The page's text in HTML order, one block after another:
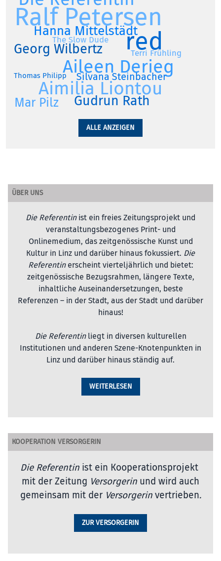
Ralf Petersen
red
Aileen Derieg
Aimilia Liontou
Georg Wilbertz
Gudrun Rath
Hanna Mittelstädt
Mar Pilz
Silvana Steinbacher
Terri Frühling
The Slow Dude
Thomas Philipp
ALLE ANZEIGEN
ÜBER UNS
Die Referentinist ein freies Zeitungsprojekt und
veranstaltungsbezogenes Print- und
Onlinemedium, das zeitgenössische Kunst und
Kultur in Linz und darüber hinaus fokussiert. Die
Referentinerscheint vierteljährlich und bietet:
zeitgenössische Bezugsrahmen, längere Texte,
inhaltliche Auseinandersetzungen, beste
Referenzen – in der Stadt, aus der Stadt und darüber
hinaus!
Die Referentinliegt in diversen kulturellen
Institutionen und anderen Szene-Knotenpunkten in
Linz und darüber hinaus ständig auf.
WEITERLESEN
KOOPERATION VERSORGERIN
Die Referentin ist ein Kooperationsprojekt
mit der Zeitung Versorgerin und wird auch
gemeinsam mit der Versorgerinvertrieben.
ZUR VERSORGERIN